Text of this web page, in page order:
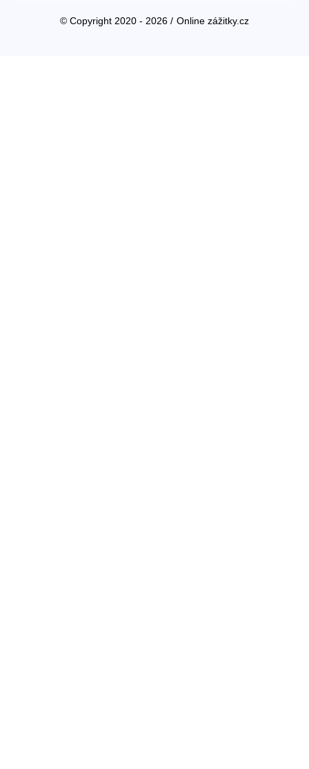
© Copyright 2020 - 2026 / Online zážitky.cz